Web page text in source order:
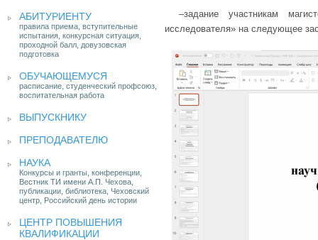
АБИТУРИЕНТУ
правила приема, вступительные
испытания, конкурсная ситуация,
проходной балл, довузовская
подготовка
ОБУЧАЮЩЕМУСЯ
расписание, студенческий профсоюз,
воспитательная работа
ВЫПУСКНИКУ
ПРЕПОДАВАТЕЛЮ
НАУКА
Конкурсы и гранты, конференции,
Вестник ТИ имени А.П. Чехова,
публикации, библиотека, Чеховский
центр, Российский день истории
ЦЕНТР ПОВЫШЕНИЯ
КВАЛИФИКАЦИИ
–задание участникам
исследователя» на следующее